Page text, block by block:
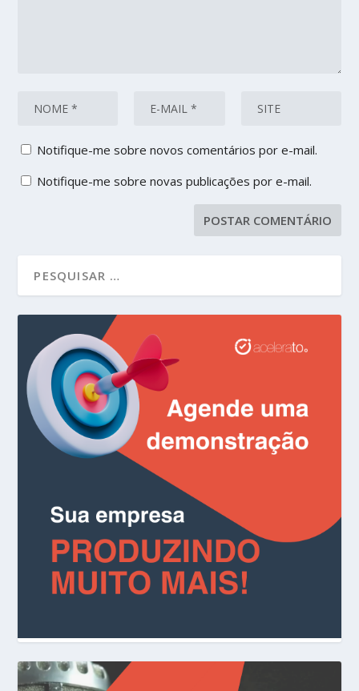
Notifique-me sobre novos comentários por e-mail.
Notifique-me sobre novas publicações por e-mail.